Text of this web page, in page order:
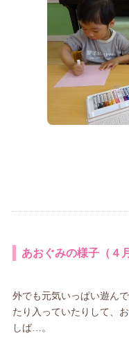
あおぐみの様子（４
外でも元気いっぱい遊ん
たり入っていたりして、
しば…。